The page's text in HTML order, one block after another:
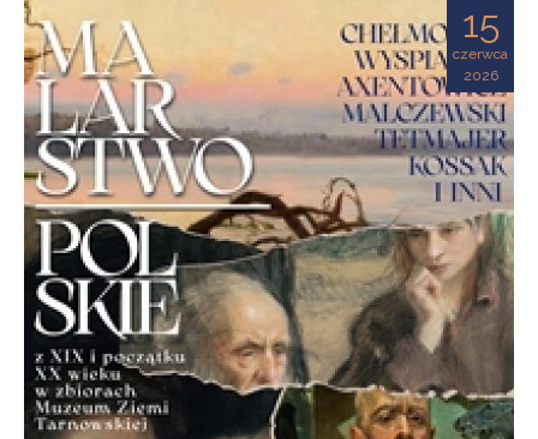
15
czerwca
2026